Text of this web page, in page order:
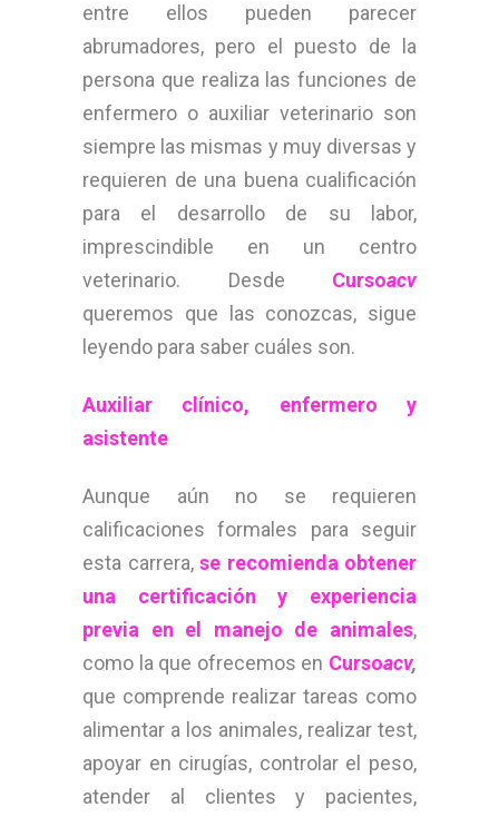
entre ellos pueden parecer
abrumadores, pero el puesto de la
persona que realiza las funciones de
enfermero o auxiliar veterinario son
siempre las mismas y muy diversas y
requieren de una buena cualificación
para el desarrollo de su labor,
imprescindible en un centro
veterinario. Desde Cursoacv
queremos que las conozcas, sigue
leyendo para saber cuáles son.
Auxiliar clínico, enfermero y
asistente
Aunque aún no se requieren
calificaciones formales para seguir
esta carrera, se recomienda obtener
una certificación y experiencia
previa en el manejo de animales,
como la que ofrecemos en Cursoacv,
que comprende realizar tareas como
alimentar a los animales, realizar test,
apoyar en cirugías, controlar el peso,
atender al clientes y pacientes,